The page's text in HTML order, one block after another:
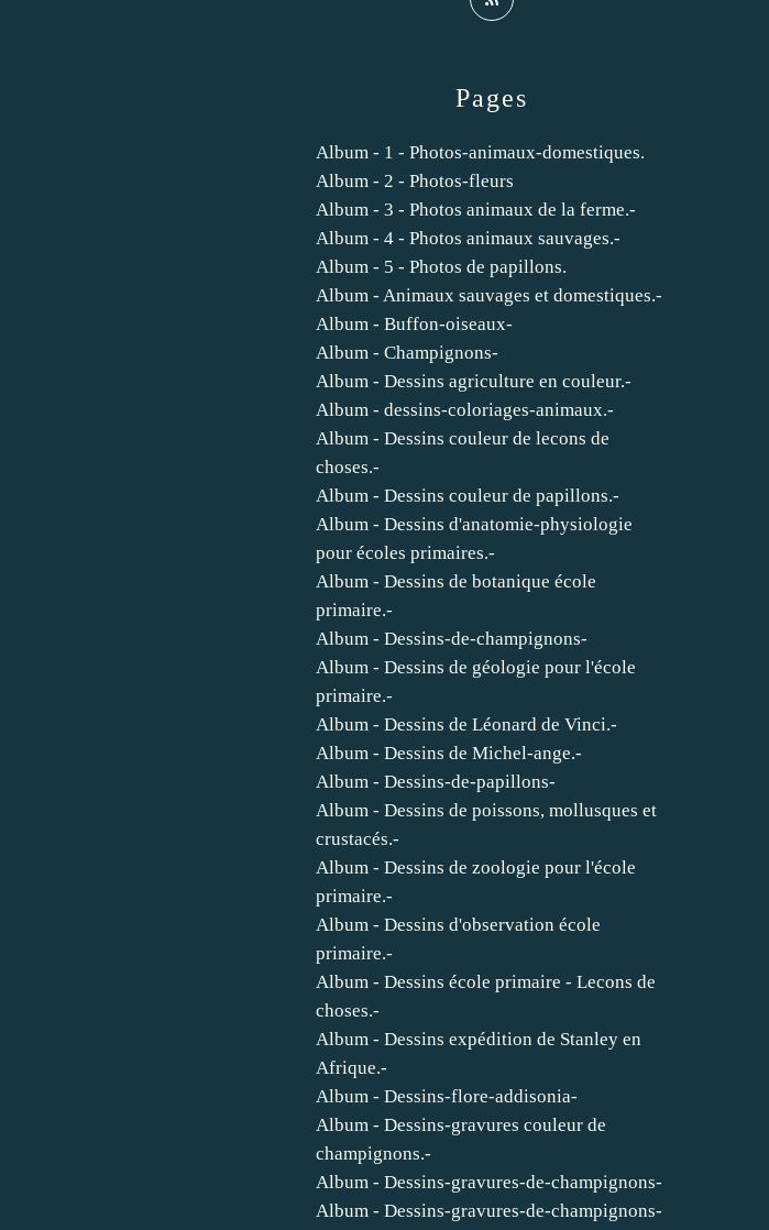
Pages
Album - 1 - Photos-animaux-domestiques.
Album - 2 - Photos-fleurs
Album - 3 - Photos animaux de la ferme.-
Album - 4 - Photos animaux sauvages.-
Album - 5 - Photos de papillons.
Album - Animaux sauvages et domestiques.-
Album - Buffon-oiseaux-
Album - Champignons-
Album - Dessins agriculture en couleur.-
Album - dessins-coloriages-animaux.-
Album - Dessins couleur de lecons de
choses.-
Album - Dessins couleur de papillons.-
Album - Dessins d'anatomie-physiologie
pour écoles primaires.-
Album - Dessins de botanique école
primaire.-
Album - Dessins-de-champignons-
Album - Dessins de géologie pour l'école
primaire.-
Album - Dessins de Léonard de Vinci.-
Album - Dessins de Michel-ange.-
Album - Dessins-de-papillons-
Album - Dessins de poissons, mollusques et
crustacés.-
Album - Dessins de zoologie pour l'école
primaire.-
Album - Dessins d'observation école
primaire.-
Album - Dessins école primaire - Lecons de
choses.-
Album - Dessins expédition de Stanley en
Afrique.-
Album - Dessins-flore-addisonia-
Album - Dessins-gravures couleur de
champignons.-
Album - Dessins-gravures-de-champignons-
Album - Dessins-gravures-de-champignons-